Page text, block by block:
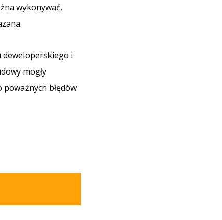
wykonywać,
i
mogły
błędów